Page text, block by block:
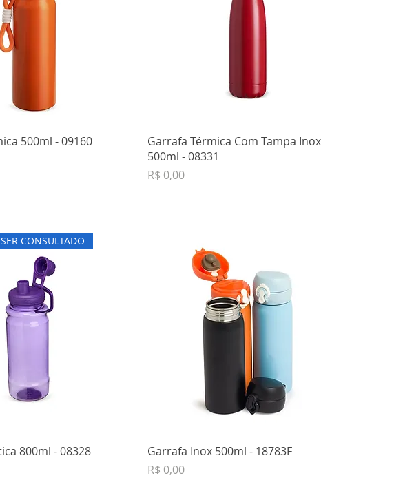
500ml - 09160
Garrafa Térmica Com Tampa Inox
500ml - 08331
Preço
R$ 0,00
CONSULTADO
800ml - 08328
Garrafa Inox 500ml - 18783F
Preço
R$ 0,00